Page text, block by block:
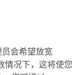
会希望放宽
情况下，这将使您